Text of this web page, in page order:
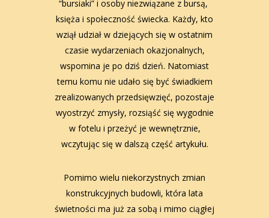
“bursiaki” i osoby niezwiązane z bursą,
księża i społeczność świecka. Każdy, kto
wziął udział w dziejących się w ostatnim
czasie wydarzeniach okazjonalnych,
wspomina je po dziś dzień. Natomiast
temu komu nie udało się być świadkiem
zrealizowanych przedsięwzięć, pozostaje
wyostrzyć zmysły, rozsiąść się wygodnie
w fotelu i przeżyć je wewnętrznie,
wczytując się w dalszą część artykułu.
Pomimo wielu niekorzystnych zmian
konstrukcyjnych budowli, która lata
świetności ma już za sobą i mimo ciągłej